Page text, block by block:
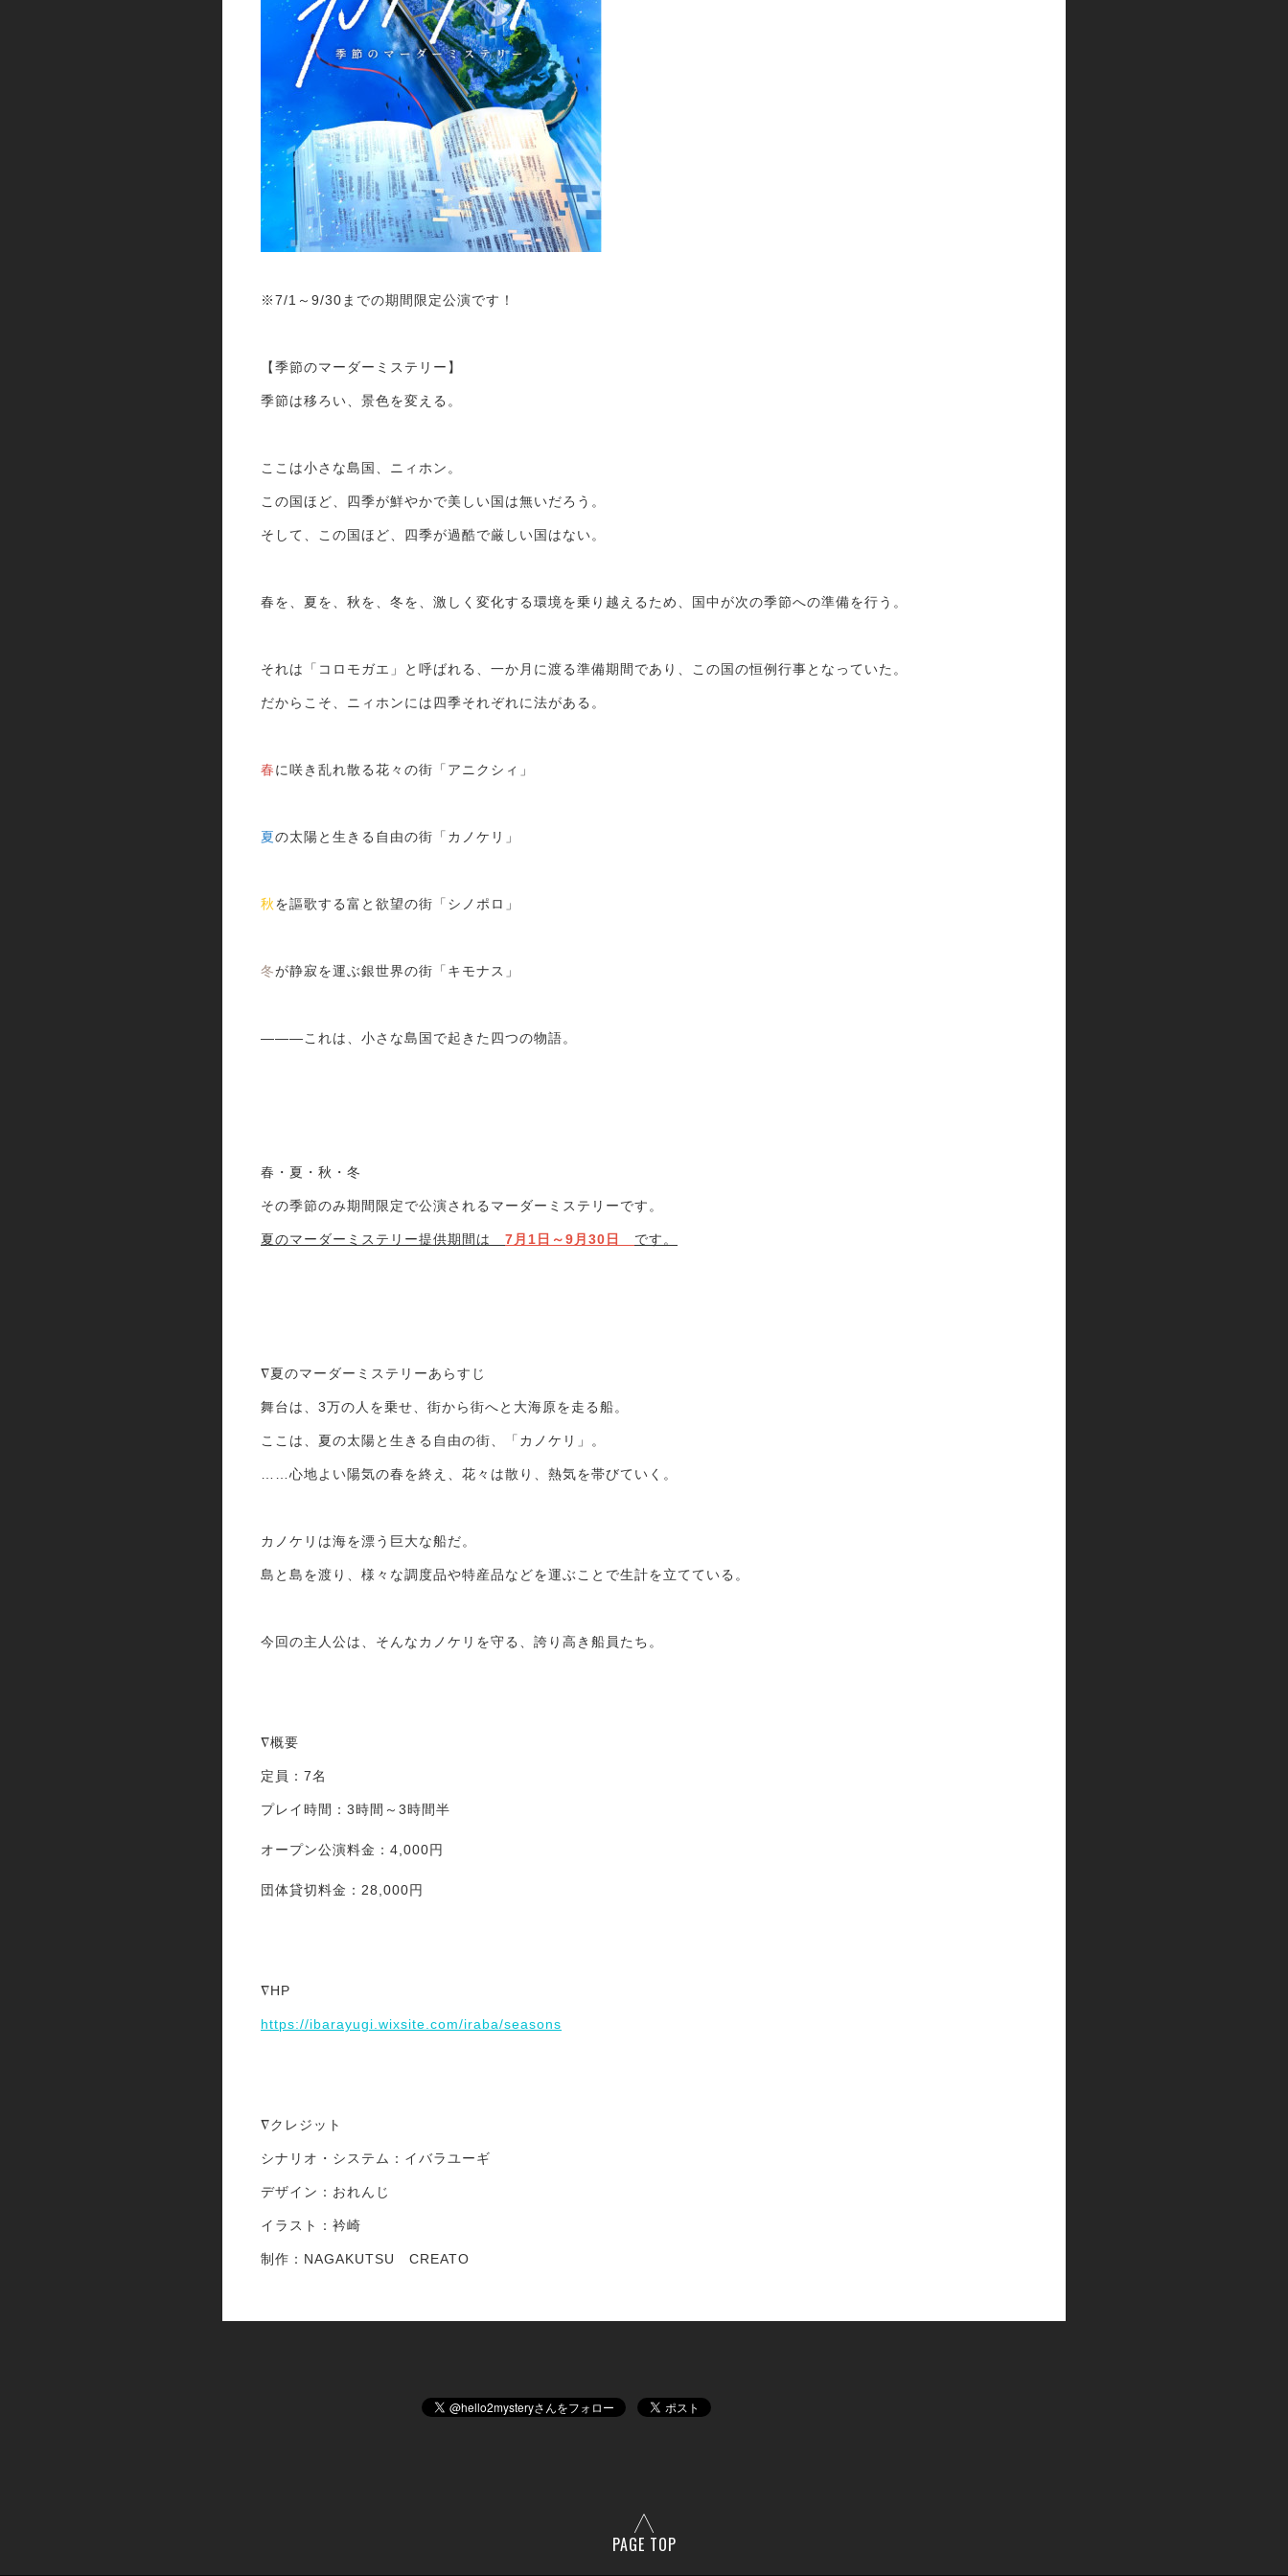
※7/1～9/30までの期間限定公演です！
【季節のマーダーミステリー】
季節は移ろい、景色を変える。
ここは小さな島国、ニィホン。
この国ほど、四季が鮮やかで美しい国は無いだろう。
そして、この国ほど、四季が過酷で厳しい国はない。
春を、夏を、秋を、冬を、激しく変化する環境を乗り越えるため、国中が次の季節への準備を行う。
それは「コロモガエ」と呼ばれる、一か月に渡る準備期間であり、この国の恒例行事となっていた。
だからこそ、ニィホンには四季それぞれに法がある。
春に咲き乱れ散る花々の街「アニクシィ」
夏の太陽と生きる自由の街「カノケリ」
秋を謳歌する富と欲望の街「シノポロ」
冬が静寂を運ぶ銀世界の街「キモナス」
―――これは、小さな島国で起きた四つの物語。
春・夏・秋・冬
その季節のみ期間限定で公演されるマーダーミステリーです。
夏のマーダーミステリー提供期間は 7月1日～9月30日 です。
∇夏のマーダーミステリーあらすじ
舞台は、3万の人を乗せ、街から街へと大海原を走る船。
ここは、夏の太陽と生きる自由の街、「カノケリ」。
……心地よい陽気の春を終え、花々は散り、熱気を帯びていく。
カノケリは海を漂う巨大な船だ。
島と島を渡り、様々な調度品や特産品などを運ぶことで生計を立てている。
今回の主人公は、そんなカノケリを守る、誇り高き船員たち。
∇概要
定員：7名
プレイ時間：3時間～3時間半
オープン公演料金：4,000円
団体貸切料金：28,000円
∇HP
https://ibarayugi.wixsite.com/iraba/seasons
∇クレジット
シナリオ・システム：イバラユーギ
デザイン：おれんじ
イラスト：衿崎
制作：NAGAKUTSU　CREATO
PAGE TOP